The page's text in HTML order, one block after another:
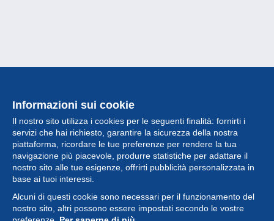
Informazioni sui cookie
Il nostro sito utilizza i cookies per le seguenti finalità: fornirti i
servizi che hai richiesto, garantire la sicurezza della nostra
piattaforma, ricordare le tue preferenze per rendere la tua
navigazione più piacevole, produrre statistiche per adattare il
nostro sito alle tue esigenze, offrirti pubblicità personalizzata in
base ai tuoi interessi.
Alcuni di questi cookie sono necessari per il funzionamento del
nostro sito, altri possono essere impostati secondo le vostre
Collezione
Novità